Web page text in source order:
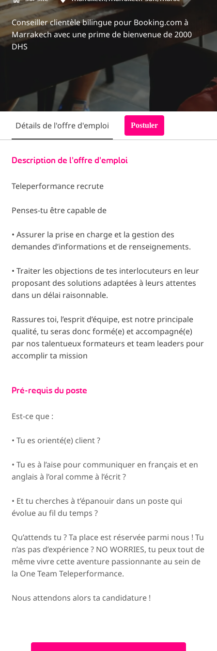
Conseiller clientèle bilingue pour Booking.com à
Marrakech avec une prime de bienvenue de 2000
DHS
Détails de l'offre d'emploi Postuler
Description de l'offre d'emploi
Teleperformance recrute
Penses-tu être capable de
• Assurer la prise en charge et la gestion des
demandes d’informations et de renseignements.
• Traiter les objections de tes interlocuteurs en leur
proposant des solutions adaptées à leurs attentes
dans un délai raisonnable.
Rassures toi, l’esprit d’équipe, est notre principale
qualité, tu seras donc formé(e) et accompagné(e)
par nos talentueux formateurs et team leaders pour
accomplir ta mission
Pré-requis du poste
Est-ce que :
• Tu es orienté(e) client ?
• Tu es à l’aise pour communiquer en français et en
anglais à l’oral comme à l’écrit ?
• Et tu cherches à t’épanouir dans un poste qui
évolue au fil du temps ?
Qu’attends tu ? Ta place est réservée parmi nous ! Tu
n’as pas d’expérience ? NO WORRIES, tu peux tout de
même vivre cette aventure passionnante au sein de
la One Team Teleperformance.
Nous attendons alors ta candidature !